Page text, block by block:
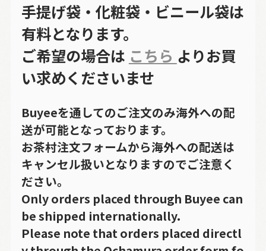
手提げ袋・化粧袋・ビニール袋は
有料となります。
ご希望の場合は こちら よりお買
い求めくださいませ
Buyeeを通してのご注文のみ海外への配
送が可能となっております。
お茶村注文フォームから海外への配送は
キャンセル扱いとなりますのでご注意く
ださい。
Only orders placed through Buyee can
be shipped internationally.
Please note that orders placed directl